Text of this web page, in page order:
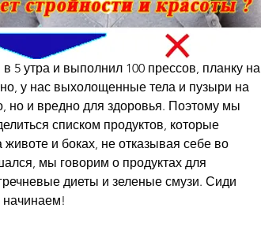
утра и выполнил 100 прессов, планку на
у нас выхолощенные тела и пузыри на
но и вредно для здоровья. Поэтому мы
списком продуктов, которые
и боках, не отказывая себе во
мы говорим о продуктах для
диеты и зеленые смузи. Сиди
начинаем!